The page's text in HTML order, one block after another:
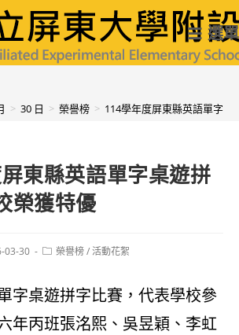
設實驗國民小學 選單
> 30 日 > 榮譽榜 > 114學年度屏東縣英語單字桌
東縣英語單字桌遊拼
榮獲特優
03-30
Post榮譽榜/活動花絮
字桌遊拼字比賽，代表學校參
年丙班張洺熙、吳昱穎、李虹